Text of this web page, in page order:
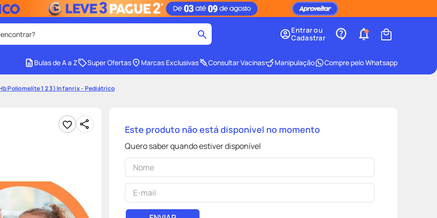
4º protetor solar facial
8º
protetor solar
Entrar ou
Cadastrar
Bulas de A a Z Super Ofertas Marcas Exclusivas Consultar Vacinas Manipulação Compre pelo Whatsapp
Poliomelite 1 2 3) Infanrix - Pediátrico
Este produto não está disponível no momento
Quero saber quando estiver disponível